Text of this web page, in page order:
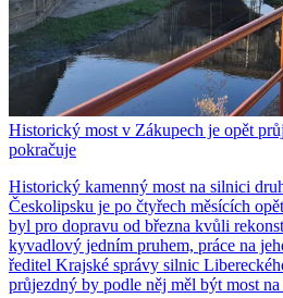
Historický most v Zákupech je opět
pokračuje
Historický kamenný most na silnici
Českolipsku je po čtyřech měsících
byl pro dopravu od března kvůli
kyvadlový jedním pruhem, práce na
ředitel Krajské správy silnic
průjezdný by podle něj měl být most